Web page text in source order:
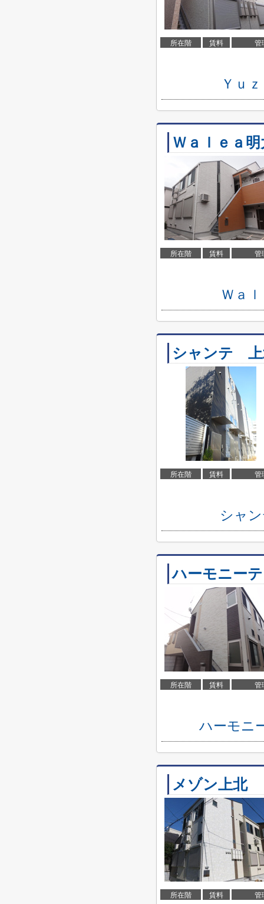
所在階 賃料 管
Ｙｕ
Ｗａｌｅａ
所在階 賃料 管
Ｗａ
シャンテ 上
所在階 賃料 管
シャ
ハーモニー
所在階 賃料 管
ハーモニ
メゾン上北
所在階 賃料 管